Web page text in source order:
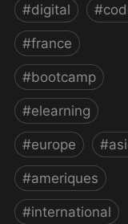
#digital #
#france
#bootcamp
#elearning
#europe #
#ameriques
#international